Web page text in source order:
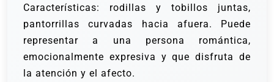
Características: rodillas y tobillos juntas,
pantorrillas curvadas hacia afuera. Puede
representar a una persona romántica,
emocionalmente expresiva y que disfruta de
la atención y el afecto.